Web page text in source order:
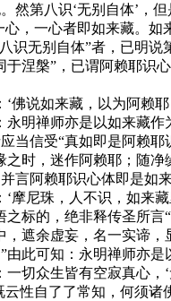
然第八识‘无别自体’，
，一心者即如来藏。
识无别自体”者，已明
涅槃”，已谓阿赖耶
说如来藏，以为阿赖耶
明禅师亦是以如来藏
当信受“真如即是阿赖耶
，迷作阿赖耶；随净
言阿赖耶识心体即是如
尼珠，人不识，如来藏
标的，绝非释传圣所言
余虚妄，名一实谛，
此可知：永明禅师亦
众生皆有空寂真心，‘
性自了了常知，何须